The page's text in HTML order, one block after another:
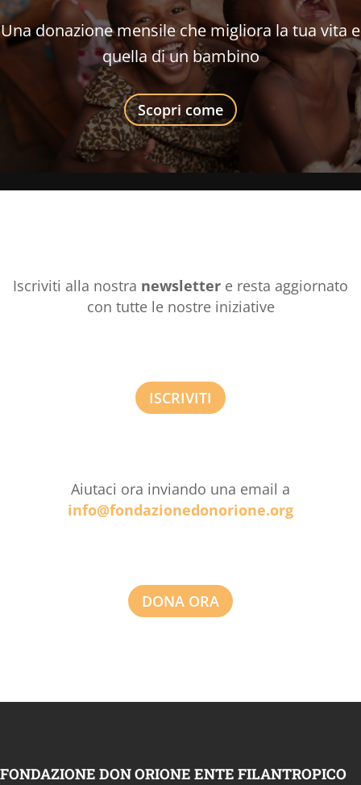
Una donazione mensile che migliora la tua vita e
quella di un bambino
Scopri come
Iscriviti alla nostra newsletter e resta aggiornato
con tutte le nostre iniziative
ISCRIVITI
Aiutaci ora inviando una email a
info@fondazionedonorione.org
DONA ORA
FONDAZIONE DON ORIONE ENTE FILANTROPICO